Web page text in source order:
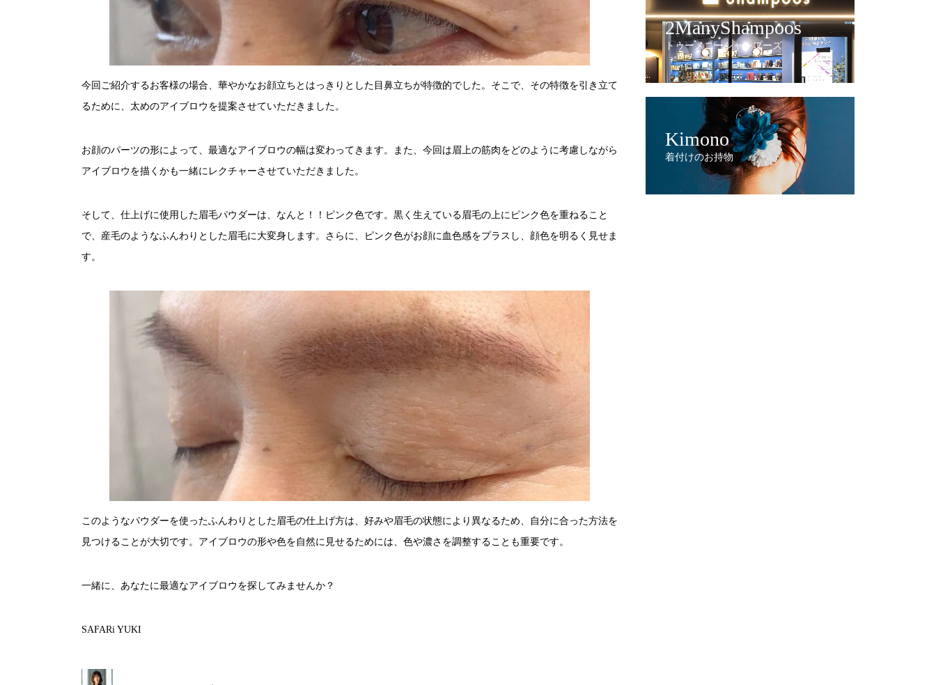
今回ご紹介するお客様の場合、華やかなお顔立ちとはっきりとした目鼻立ちが特徴的でした。そこで、その特徴を引き立て
るために、太めのアイブロウを提案させていただきました。
お顔のパーツの形によって、最適なアイブロウの幅は変わってきます。また、今回は眉上の筋肉をどのように考慮しながら
アイブロウを描くかも一緒にレクチャーさせていただきました。
そして、仕上げに使用した眉毛パウダーは、なんと！！ピンク色です。黒く生えている眉毛の上にピンク色を重ねること
で、産毛のようなふんわりとした眉毛に大変身します。さらに、ピンク色がお顔に血色感をプラスし、顔色を明るく見せま
す。
このようなパウダーを使ったふんわりとした眉毛の仕上げ方は、好みや眉毛の状態により異なるため、自分に合った方法を
見つけることが大切です。アイブロウの形や色を自然に見せるためには、色や濃さを調整することも重要です。
一緒に、あなたに最適なアイブロウを探してみませんか？
SAFARi YUKI
2ManyShampoos
トゥーメニーシャンプーズ
Kimono
着付けのお持物